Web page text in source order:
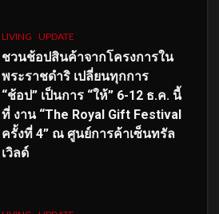
LIVING UPDATE
ชวนช้อปสินค้าจากโครงการใน
พระราชดำริ เปลี่ยนทุกการ
“ช้อป” เป็นการ “ให้” 6-12 ธ.ค. นี้
ที่ งาน “The Royal Gift Festival
ครั้งที่ 4” ณ ศูนย์การค้าเซ็นทรัล
เวิลด์